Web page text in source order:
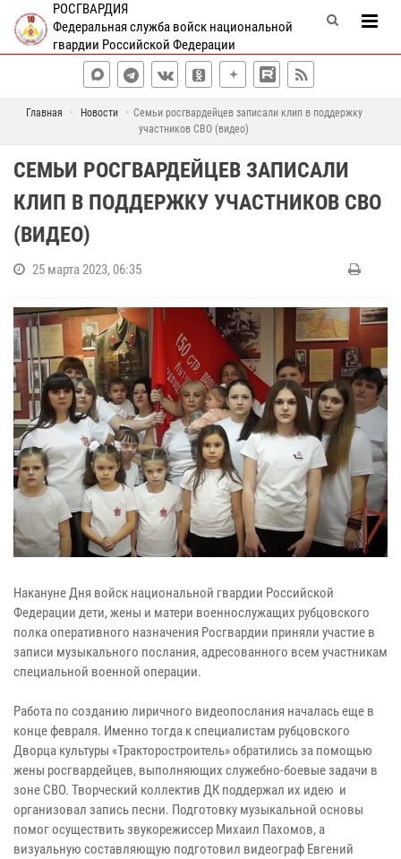
РОСГВАРДИЯ
Федеральная служба войск национальной
гвардии Российской Федерации
Главная Новости
Семьи росгвардейцев записали клип в поддержку
участников СВО (видео)
СЕМЬИ РОСГВАРДЕЙЦЕВ ЗАПИСАЛИ
КЛИП В ПОДДЕРЖКУ УЧАСТНИКОВ СВО
(ВИДЕО)
25 марта 2023, 06:35
Накануне Дня войск национальной гвардии Российской
Федерации дети, жены и матери военнослужащих рубцовского
полка оперативного назначения Росгвардии приняли участие в
записи музыкального послания, адресованного всем участникам
специальной военной операции.
Работа по созданию лиричного видеопослания началась еще в
конце февраля. Именно тогда к специалистам рубцовского
Дворца культуры «Тракторостроитель» обратились за помощью
жены росгвардейцев, выполняющих служебно-боевые задачи в
зоне СВО. Творческий коллектив ДК поддержал их идею и
организовал запись песни. Подготовку музыкальной основы
помог осуществить звукорежиссер Михаил Пахомов, а
визуальную составляющую подготовил видеограф Евгений